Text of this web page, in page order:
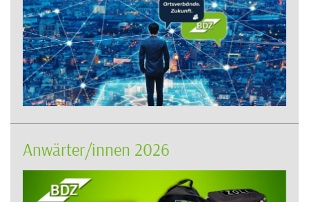
Anwärter/innen 2026